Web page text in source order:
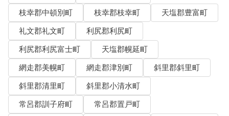
枝幸郡中頓別町
枝幸郡枝幸町
天塩郡豊富町
礼文郡礼文町
利尻郡利尻町
利尻郡利尻富士町
天塩郡幌延町
網走郡美幌町
網走郡津別町
斜里郡斜里町
斜里郡清里町
斜里郡小清水町
常呂郡訓子府町
常呂郡置戸町